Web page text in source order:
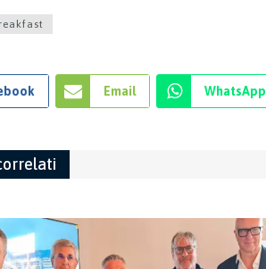
Email WhatsApp